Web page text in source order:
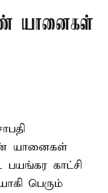
யானைகள்
யானைகள்
காட்சி
பெரும்